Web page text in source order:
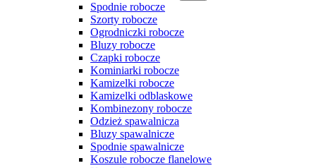
Spodnie robocze
Szorty robocze
Ogrodniczki robocze
Bluzy robocze
Czapki robocze
Kominiarki robocze
Kamizelki robocze
Kamizelki odblaskowe
Kombinezony robocze
Odzież spawalnicza
Bluzy spawalnicze
Spodnie spawalnicze
Koszule robocze flanelowe